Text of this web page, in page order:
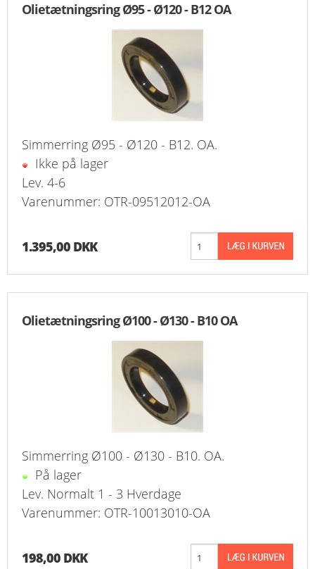
KURV
PROFIL
VILKÅR
SØGNING
KUNDECENTER
FAVORIT
Olietætningsring Ø95 - Ø120 - B12 OA
Simmerring Ø95 - Ø120 - B12. OA.
Ikke på lager
Lev. 4-6
Varenummer: OTR-09512012-OA
1.395,00 DKK
Olietætningsring Ø100 - Ø130 - B10 OA
Simmerring Ø100 - Ø130 - B10. OA.
På lager
Lev. Normalt 1 - 3 Hverdage
Varenummer: OTR-10013010-OA
198,00 DKK